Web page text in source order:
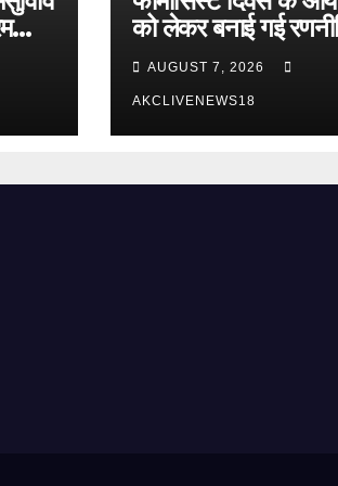
को लेकर बनाई गई
AUGUST 7, 2026
AKCLIVENEWS18